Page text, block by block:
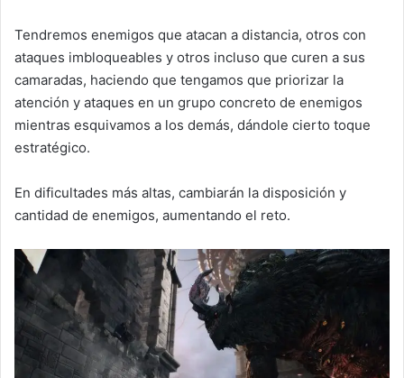
Tendremos enemigos que atacan a distancia, otros con
ataques imbloqueables y otros incluso que curen a sus
camaradas, haciendo que tengamos que priorizar la
atención y ataques en un grupo concreto de enemigos
mientras esquivamos a los demás, dándole cierto toque
estratégico.
En dificultades más altas, cambiarán la disposición y
cantidad de enemigos, aumentando el reto.